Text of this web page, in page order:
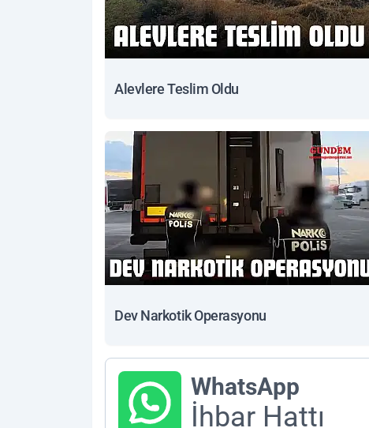
Alevlere Teslim Oldu
Dev Narkotik Operasyonu
WhatsApp
İhbar Hattı